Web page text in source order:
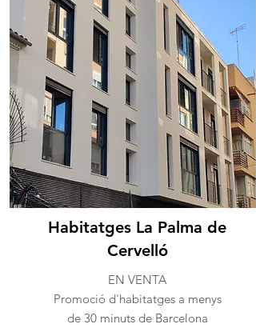
Habitatges La Palma de
Cervelló
EN VENTA
Promoció d'habitatges a menys
de 30 minuts de Barcelona